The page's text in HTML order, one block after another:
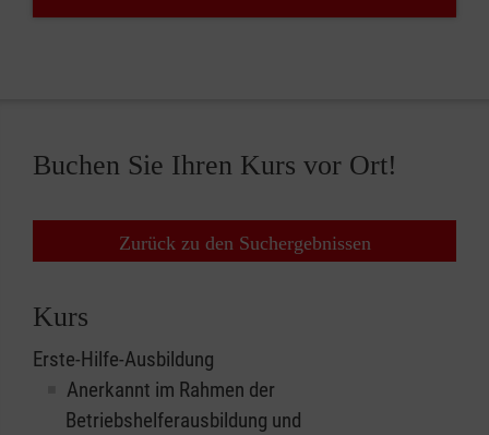
Buchen Sie Ihren Kurs vor Ort!
Zurück zu den Suchergebnissen
Kurs
Erste-Hilfe-Ausbildung
Anerkannt im Rahmen der
Betriebshelferausbildung und